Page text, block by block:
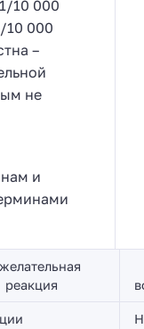
10 000
10 000
–
не
и
реакция